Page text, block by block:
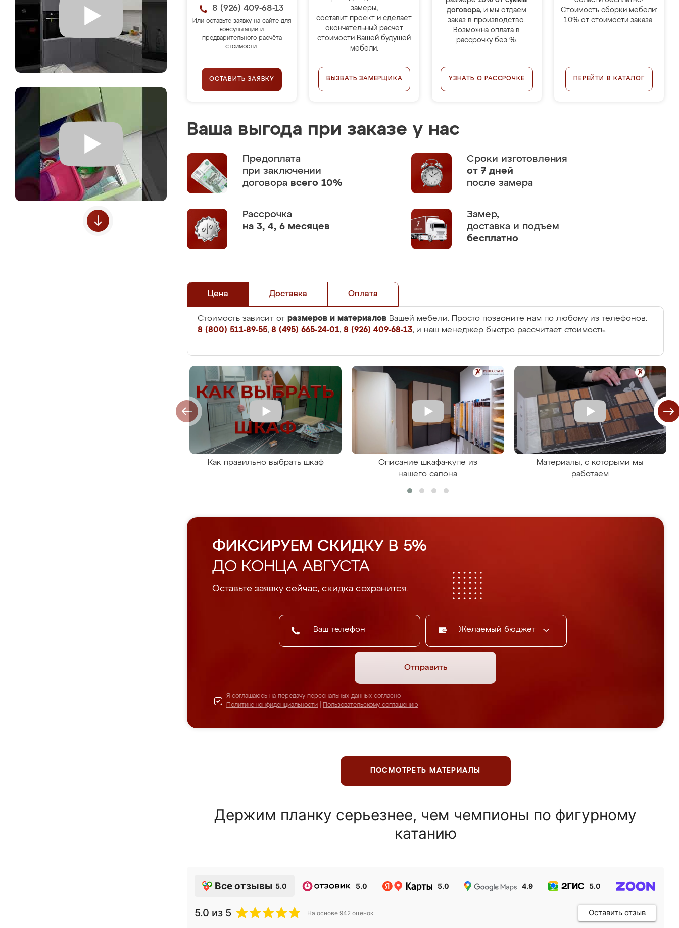
8 (926) 409-68-13
Или оставьте заявку на сайте для
консультации и
предварительного расчёта
стоимости.
ОСТАВИТЬ ЗАЯВКУ
замеры,
составит проект и сделает
окончательный расчёт
стоимости Вашей будущей
мебели.
ВЫЗВАТЬ ЗАМЕРЩИКА
договора, и мы отдаём
заказ в производство.
Возможна оплата в
рассрочку без %.
УЗНАТЬ О РАССРОЧКЕ
Стоимость сборки мебели:
10% от стоимости заказа.
ПЕРЕЙТИ В КАТАЛОГ
Ваша выгода при заказе у нас
Предоплата
при заключении
договора всего 10%
Сроки изготовления
от 7 дней
после замера
Рассрочка
на 3, 4, 6 месяцев
Замер,
доставка и подъем
бесплатно
Цена Доставка Оплата
Стоимость зависит от размеров и материалов Вашей мебели. Просто позвоните нам по любому из телефонов:
8 (800) 511-89-55, 8 (495) 665-24-01, 8 (926) 409-68-13, и наш менеджер быстро рассчитает стоимость.
Как правильно выбрать шкаф
Описание шкафа-купе из
нашего салона
Материалы, с которыми мы
работаем
ФИКСИРУЕМ СКИДКУ В 5%
ДО КОНЦА АВГУСТА
Оставьте заявку сейчас, скидка сохранится.
Желаемый бюджет
Отправить
Я соглашаюсь на передачу персональных данных согласно
Политике конфиденциальности
Пользовательскому соглашению
ПОСМОТРЕТЬ МАТЕРИАЛЫ
Держим планку серьезнее, чем чемпионы по фигурному
катанию
Все отзывы 5.0 5.0 5.0 4.9 5.0
5.0 из 5 На основе 942 оценок Оставить отзыв